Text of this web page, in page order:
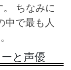
ちなみに
中で最も人
と声優